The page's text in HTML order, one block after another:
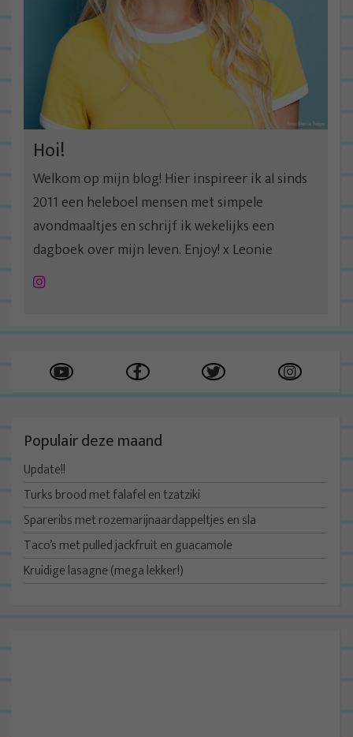
Hoi!
Welkom op mijn blog! Hier inspireer ik al sinds
2011 een heleboel mensen met simpele
avondmaaltjes en schrijf ik wekelijks een
dagboek over mijn leven. Enjoy! x Leonie
Instagram
Populair deze maand
Update!!
Turks brood met falafel en tzatziki
Spareribs met rozemarijnaardappeltjes en sla
Taco’s met pulled jackfruit en guacamole
Kruidige lasagne (mega lekker!)